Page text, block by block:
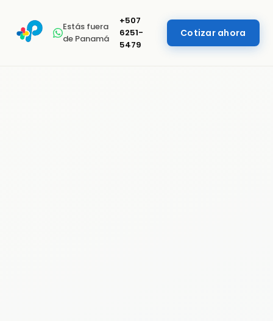
Estás fuera
de Panamá
+507
6251-
5479
Cotizar ahora